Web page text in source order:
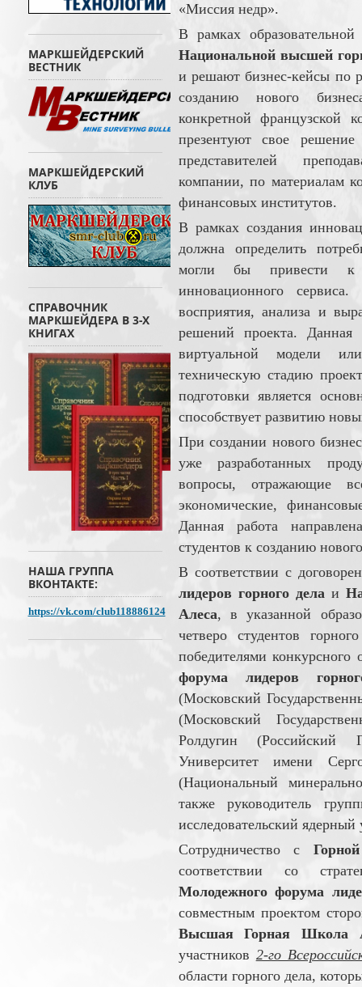
«Миссия недр».
В рамках
Национальной высшей
и решают бизнес-кейсы по
созданию нового
конкретной французской
презентуют свое
представителей
компании, по материалам
финансовых институтов.
В рамках создания
должна определить
могли бы привести к
инновационного
восприятия, анализа и
решений проекта. Данная
виртуальной модели
техническую стадию
подготовки является
способствует развитию
При создании нового
уже разработанных
вопросы, отражающие
экономические,
Данная работа
студентов к созданию
В соответствии с
лидеров горного делаи
Алеса, в указанной
четверо студентов
победителями
форума лидеров
(Московский
(Московский
Ролдугин (Российский
Университет имени
(Национальный
также руководитель
исследовательский ядерный
Сотрудничество с
соответствии со
Молодежного форума
совместным проектом
Высшая Горная Школа
участников 2-го
области горного дела,
МАРКШЕЙДЕРСКИЙ
ВЕСТНИК
МАРКШЕЙДЕРСКИЙ
КЛУБ
СПРАВОЧНИК
МАРКШЕЙДЕРА В 3-Х
КНИГАХ
НАША ГРУППА
ВКОНТАКТЕ:
https://vk.com/club118886124